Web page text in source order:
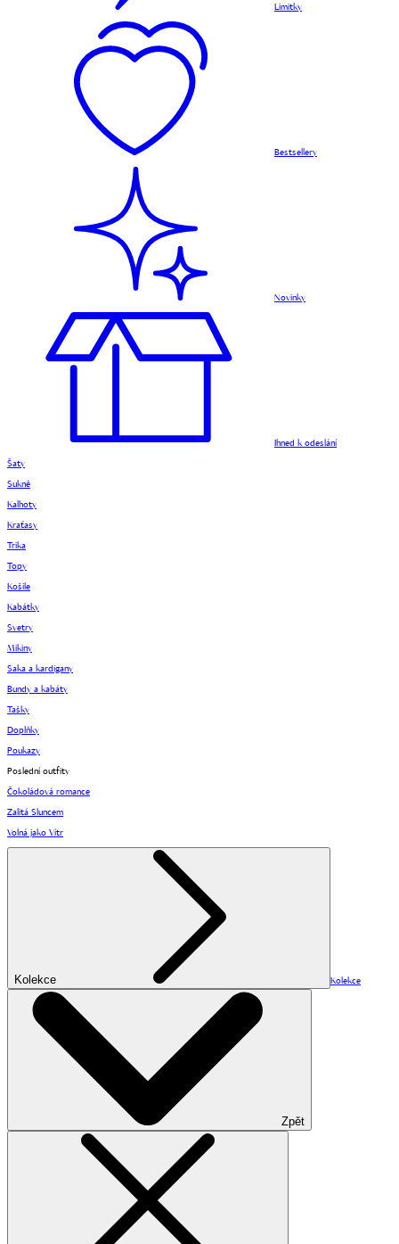
Limitky
Bestsellery
Novinky
Ihned k odeslání
Šaty
Sukně
Kalhoty
Kraťasy
Trika
Topy
Košile
Kabátky
Svetry
Mikiny
Saka a kardigany
Bundy a kabáty
Tašky
Doplňky
Poukazy
Poslední outfity
Čokoládová romance
Zalitá Sluncem
Volná jako Vítr
Kolekce Kolekce
Zpět